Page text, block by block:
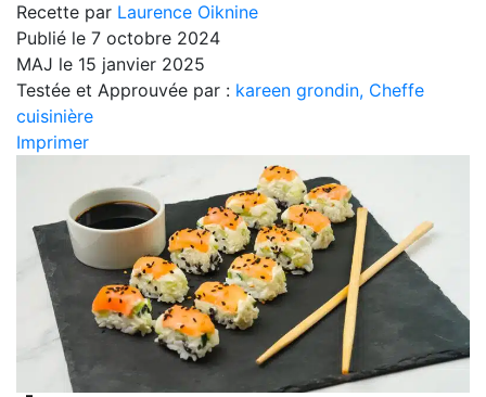
Recette par Laurence Oiknine
Publié le 7 octobre 2024
MAJ le 15 janvier 2025
Testée et Approuvée par : kareen grondin, Cheffe
cuisinière
Imprimer